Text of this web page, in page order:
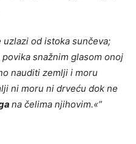
uzlazi od istoka sunčeva;
povika snažnim glasom onoj
nauditi zemlji i moru
ni moru ni drveću dok ne
na čelima njihovim.«”